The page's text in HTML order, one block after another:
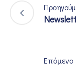
Επόμενο